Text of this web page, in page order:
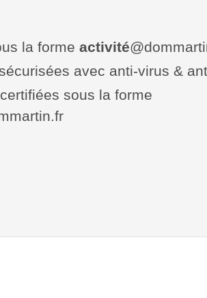
la forme activité
avec anti-virus &
sous la forme